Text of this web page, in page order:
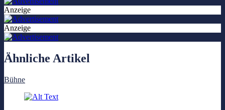
Anzeige
Anzeige
Ähnliche Artikel
Bühne